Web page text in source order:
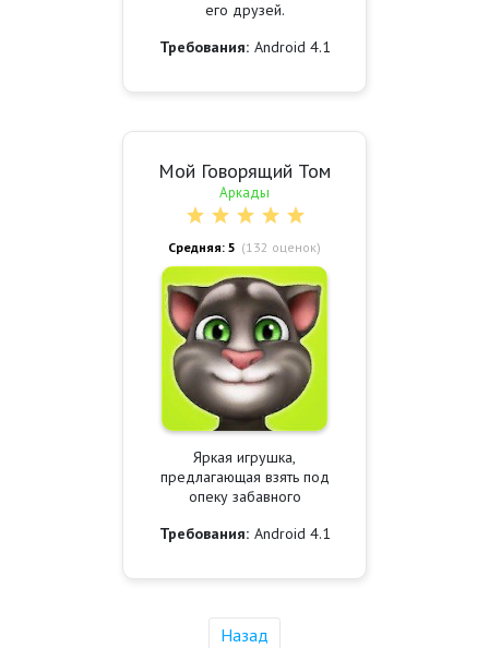
его друзей.
Требования: Android 4.1
Мой Говорящий Том
Аркады
Средняя: 5 (132 оценок)
Яркая игрушка,
предлагающая взять под
опеку забавного
Требования: Android 4.1
Назад